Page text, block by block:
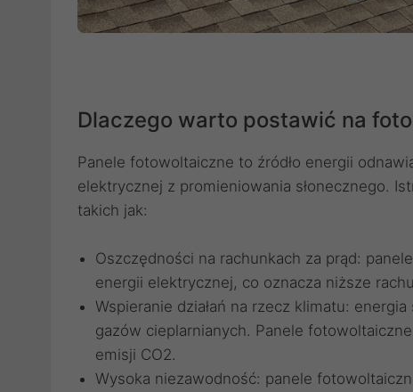
Dlaczego warto postawić na
Panele fotowoltaiczne to źródło energii
elektrycznej z promieniowania słonecznego.
takich jak:
Oszczędności na rachunkach za prąd:
energii elektrycznej, co oznacza niższe
Wspieranie działań na rzecz klimatu:
gazów cieplarnianych. Panele
emisji CO2.
Wysoka niezawodność: panele